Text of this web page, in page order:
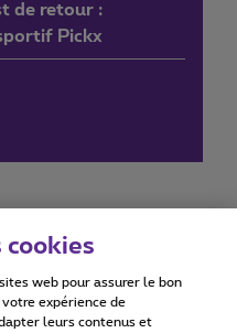
de retour :
Pickx
Accessibility statement
cookies
web pour assurer le bon
expérience de
leurs contenus et